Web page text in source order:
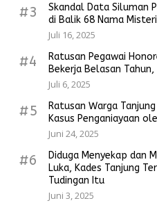
#3
Skandal Data Siluman
di Balik 68 Nama
Juli 16, 2025
#4
Ratusan Pegawai
Bekerja Belasan
Juli 6, 2025
#5
Ratusan Warga
Kasus Penganiayaan
Juni 24, 2025
#6
Diduga Menyekap dan
Luka, Kades Tanjung
Tudingan Itu
Juni 3, 2025